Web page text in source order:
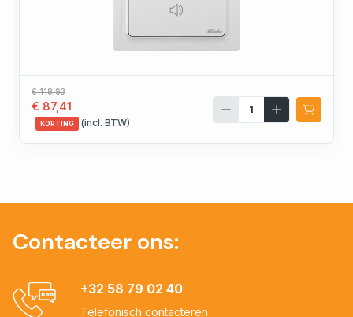
€ 118,93
€ 87,41
KORTING (incl. BTW)
Contacteer ons:
+32 58 79 02 40
Telefonisch contacteren